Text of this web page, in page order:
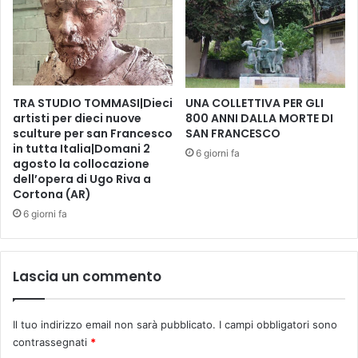
1
3
n
n
a
i
o
2
0
2
4
o
s
u
r
i
t
o
a
l
a
l
a
z
o
d
e
TRA STUDIO TOMMASI|Dieci
artisti per dieci nuove
sculture per san Francesco
in tutta Italia|Domani 2
agosto la collocazione
dell’opera di Ugo Riva a
Cortona (AR)
6 giorni fa
UNA COLLETTIVA PER GLI
800 ANNI DALLA MORTE DI
SAN FRANCESCO
6 giorni fa
Lascia un commento
Il tuo indirizzo email non sarà pubblicato. I campi obbligatori sono
contrassegnati *